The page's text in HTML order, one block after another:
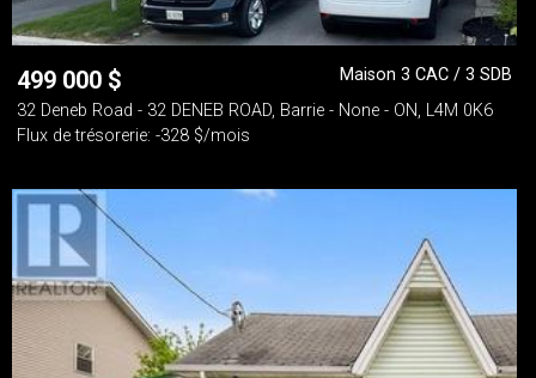
499 000 $
Maison 3 CAC / 3 SDB
32 Deneb Road - 32 DENEB ROAD, Barrie - None - ON, L4M 0K6
Flux de trésorerie: -328 $/mois